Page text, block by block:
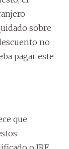
sobre
no
pagar este
que